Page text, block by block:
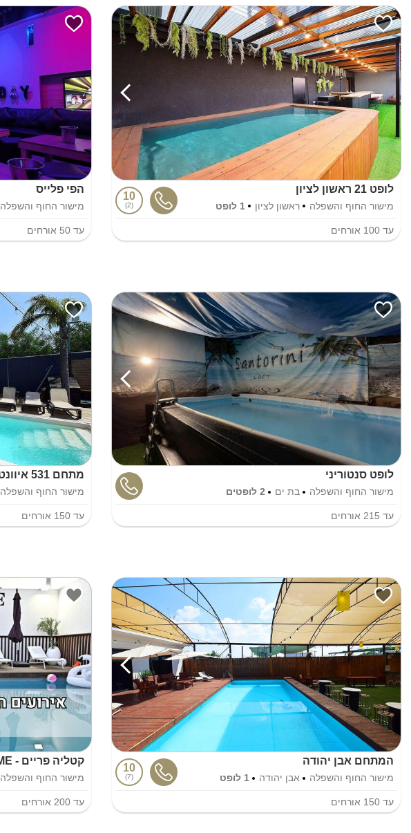
לופט 21 ראשון לציון
מישור החוף והשפלה ראשון לציון 1 לופט
10
2
עד 100 אורחים
הפי פלייס
מישור החוף והשפלה
עד 50 אורחים
לופט סנטוריני
מישור החוף והשפלה בת ים 2 לופטים
עד 215 אורחים
מתחם 531 איוונטס
מישור החוף והשפלה
עד 150 אורחים
המתחם אבן יהודה
מישור החוף והשפלה אבן יהודה 1 לופט
10
7
עד 150 אורחים
קטליה פריים - CATALYA PRIME
מישור החוף והשפלה
עד 200 אורחים